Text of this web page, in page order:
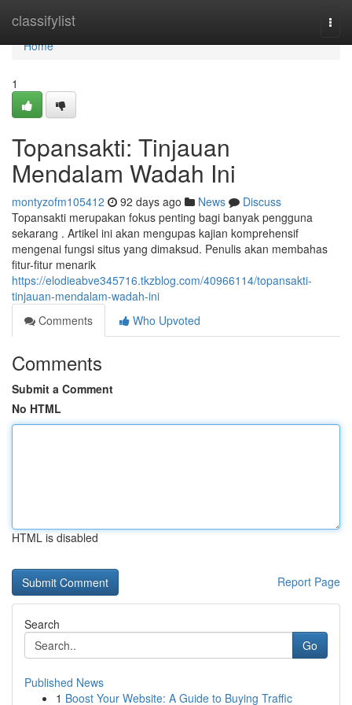
classifylist
Home
Home
1
Topansakti: Tinjauan
Mendalam Wadah Ini
montyzofm105412 92 days ago News
Discuss
Topansakti merupakan fokus penting bagi banyak pengguna
sekarang . Artikel ini akan mengupas kajian komprehensif
mengenai fungsi situs yang dimaksud. Penulis akan membahas
fitur-fitur menarik
https://elodieabve345716.tkzblog.com/40966114/topansakti-
tinjauan-mendalam-wadah-ini
Comments
Who Upvoted
Comments
Submit a Comment
No HTML
HTML is disabled
Report Page
Search
Go
Published News
1 Boost Your Website: A Guide to Buying Traffic